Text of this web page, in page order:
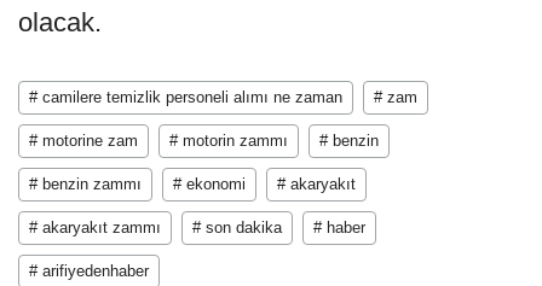
olacak.
# camilere temizlik personeli alımı ne zaman # zam
# motorine zam # motorin zammı # benzin
# benzin zammı # ekonomi # akaryakıt
# akaryakıt zammı # son dakika # haber
# arifiyedenhaber